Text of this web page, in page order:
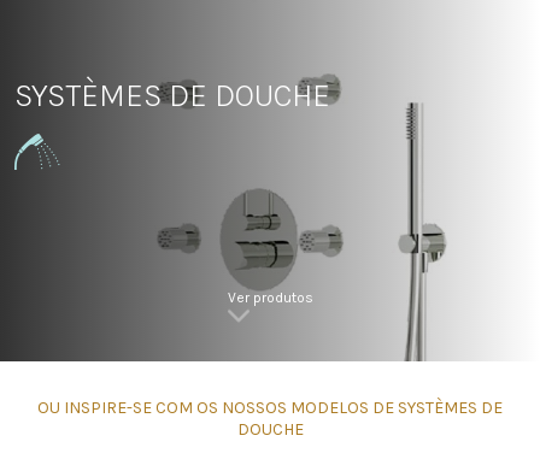
SYSTÈMES DE DOUCHE
Ver produtos
OU INSPIRE-SE COM OS NOSSOS MODELOS DE SYSTÈMES DE
DOUCHE